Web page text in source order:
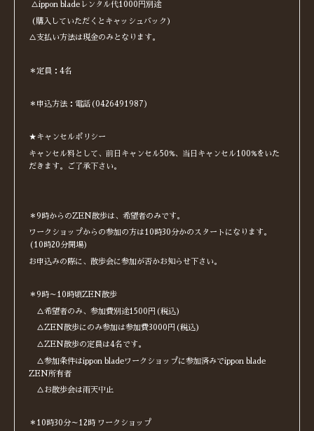
△ippon bladeレンタル代1000円別途
(購入していただくとキャッシュバック）
△支払い方法は現金のみとなります。
＊定員：4名
＊申込方法：電話(0426491987)
★キャンセルポリシー
キャンセル料として、前日キャンセル50%、当日キャンセル100%をいた
だきます。ご了承下さい。
＊9時からのZEN散歩は、希望者のみです。
ワークショップからの参加の方は10時30分かのスタートになります。
(10時20分開場)
お申込みの際に、散歩会に参加が否かお知らせ下さい。
＊9時～10時頃ZEN散歩
△希望者のみ、参加費別途1500円(税込)
△ZEN散歩にのみ参加は参加費3000円(税込)
△ZEN散歩の定員は4名です。
△参加条件はippon bladeワークショップに参加済みでippon blade
ZEN所有者
△お散歩会は雨天中止
＊10時30分～12時 ワークショップ